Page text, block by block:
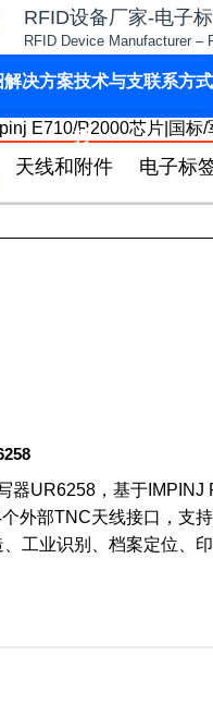
RFID设备厂家-电子
RFID Device Manufacturer –
解决方案技术与支
持
联系方式
天线和附件 电子标
器UR6258，基于
外部TNC天线接口，支
工业识别、档案定位、